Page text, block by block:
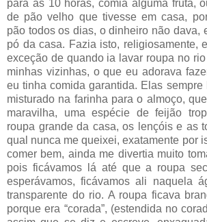
para as 10 horas, comia alguma fruta,
de pão velho que tivesse em casa,
pão todos os dias, o dinheiro não dava,
pó da casa. Fazia isto, religiosamente,
exceção de quando ia lavar roupa no
minhas vizinhas, o que eu adorava
eu tinha comida garantida. Elas
misturado na farinha para o almoço,
maravilha, uma espécie de feijão
roupa grande da casa, os lençóis e as
qual nunca me queixei, exatamente por
comer bem, ainda me divertia muito
pois ficávamos lá até que a roupa
esperávamos, ficávamos ali naquela
transparente do rio. A roupa ficava
porque era “corada”, (estendida no